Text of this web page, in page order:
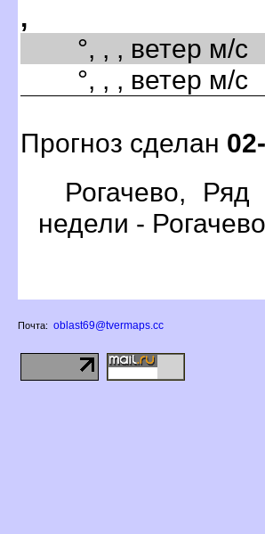
,
°, , , ветер м/с
°, , , ветер м/с
Прогноз сделан
Рогачево,
недели -
Почта: oblast69@tvermaps.cc